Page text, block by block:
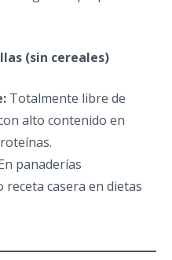
(sin cereales)
Totalmente libre de
alto contenido en
panaderías
receta casera en dietas